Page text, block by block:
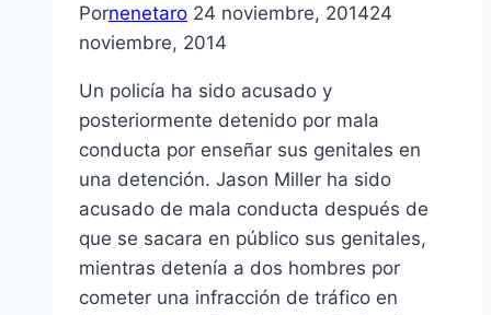
Pornenetaro 24 noviembre, 201424
noviembre, 2014
Un policía ha sido acusado y
posteriormente detenido por mala
conducta por enseñar sus genitales en
una detención. Jason Miller ha sido
acusado de mala conducta después de
que se sacara en público sus genitales,
mientras detenía a dos hombres por
cometer una infracción de tráfico en